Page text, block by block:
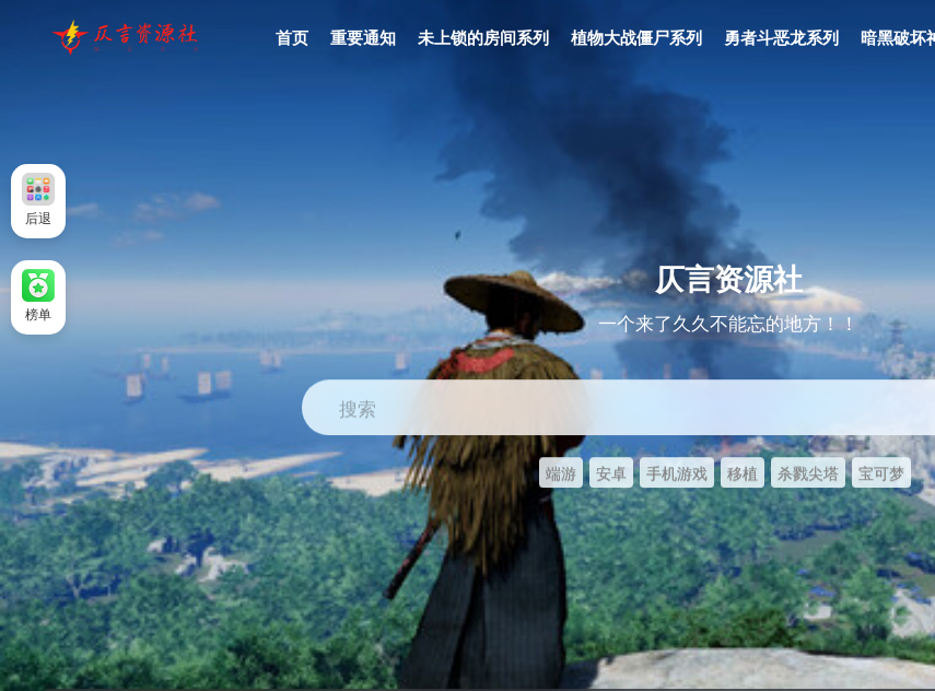
首页 重要通知 未上锁的房间系列 植物大战僵尸系列 勇者斗恶龙系列 暗黑破坏
仄言资源社
一个来了久久不能忘的地方！！
搜索
端游 安卓 手机游戏 移植 杀戮尖塔 宝可梦
后退
榜单